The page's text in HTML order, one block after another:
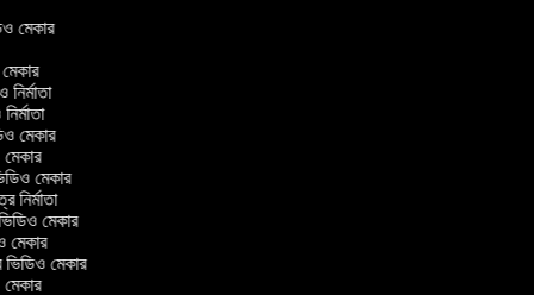
মেকার
মেকার
নির্মাতা
মেকার
মেকার
মেকার
নির্মাতা
ভিডিও মেকার
মেকার
ভিডিও মেকার
মেকার